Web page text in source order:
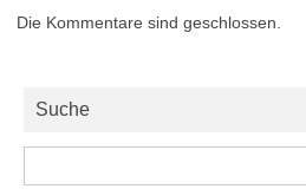
Die Kommentare sind geschlossen.
Suche